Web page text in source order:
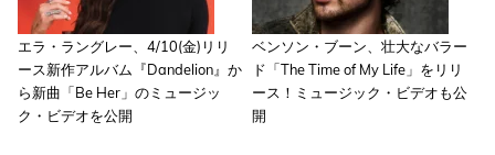
エラ・ラングレー、4/10(金)リリ
ース新作アルバム『Dandelion』か
ら新曲「Be Her」のミュージッ
ク・ビデオを公開
ベンソン・ブーン、壮大なバラー
ド「The Time of My Life」をリリ
ース！ミュージック・ビデオも公
開